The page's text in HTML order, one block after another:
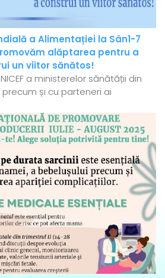
a Alimentației la Sân1-7
alăptarea pentru a
un viitor sănătos!
a ministerelor sănătății din
și cu parteneri ai